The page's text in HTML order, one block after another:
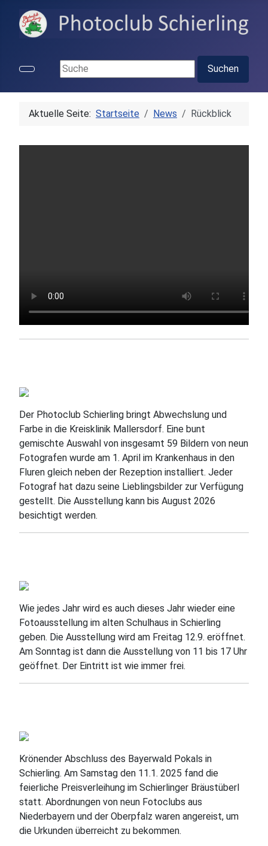
Suchen ...
Suchen
Aktuelle Seite: Startseite News Rückblick
Der Photoclub Schierling bringt Abwechslung und
Farbe in die Kreisklinik Mallersdorf. Eine bunt
gemischte Auswahl von insgesamt 59 Bildern von neun
Fotografen wurde am 1. April im Krankenhaus in den
Fluren gleich neben der Rezeption installiert. Jeder
Fotograf hat dazu seine Lieblingsbilder zur Verfügung
gestellt. Die Ausstellung kann bis August 2026
besichtigt werden.
Wie jedes Jahr wird es auch dieses Jahr wieder eine
Fotoausstellung im alten Schulhaus in Schierling
geben. Die Ausstellung wird am Freitag 12.9. eröffnet.
Am Sonntag ist dann die Ausstellung von 11 bis 17 Uhr
geöffnet. Der Eintritt ist wie immer frei.
Krönender Abschluss des Bayerwald Pokals in
Schierling. Am Samstag den 11.1. 2025 fand die
feierliche Preisverleihung im Schierlinger Bräustüberl
statt. Abordnungen von neun Fotoclubs aus
Niederbayern und der Oberpfalz waren angereist, um
die Urkunden überreicht zu bekommen.